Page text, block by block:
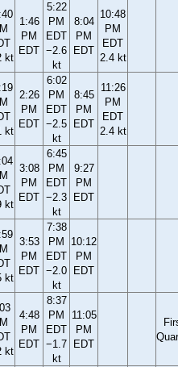
kt
1:46
PM
EDT
5:22
PM
EDT
−2.6
kt
8:04
PM
EDT
10:48
PM
EDT
2.4 kt
kt
2:26
PM
EDT
6:02
PM
EDT
−2.5
kt
8:45
PM
EDT
11:26
PM
EDT
2.4 kt
kt
3:08
PM
EDT
6:45
PM
EDT
−2.3
kt
9:27
PM
EDT
kt
3:53
PM
EDT
7:38
PM
EDT
−2.0
kt
10:12
PM
EDT
kt
4:48
PM
EDT
8:37
PM
EDT
−1.7
kt
11:05
PM
EDT